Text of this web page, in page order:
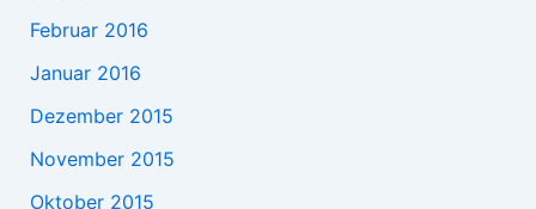
Februar 2016
Januar 2016
Dezember 2015
November 2015
Oktober 2015